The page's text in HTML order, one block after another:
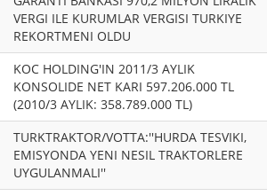
VERGI ILE KURUMLAR VERGISI TURKIYE
REKORTMENI OLDU
KOC HOLDING'IN 2011/3 AYLIK
KONSOLIDE NET KARI 597.206.000 TL
(2010/3 AYLIK: 358.789.000 TL)
TURKTRAKTOR/VOTTA:''HURDA TESVIKI,
EMISYONDA YENI NESIL TRAKTORLERE
UYGULANMALI''